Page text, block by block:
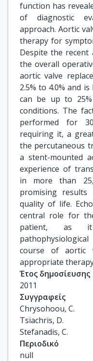
function has
of diagnostic
approach. Aortic
therapy for
Despite the recent
the overall
aortic valve
2.5% to 4.0% and
can be up to
conditions. The
performed for
requiring it, a
the percutaneous
a stent-mounted
experience of
in more than
promising
quality of life.
central role for
patient, as
course of aortic
appropriate
Έτος δημοσίευσης
2011
Συγγραφείς
Chrysohoou, C.
Tsiachris, D.
Stefanadis, C.
Περιοδικό
null